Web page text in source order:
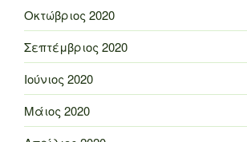
Οκτώβριος 2020
Σεπτέμβριος 2020
Ιούνιος 2020
Μάιος 2020